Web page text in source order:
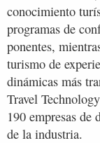
conocimiento
programas de
ponentes,
turismo de
dinámicas más
Travel
190 empresas
de la industria.